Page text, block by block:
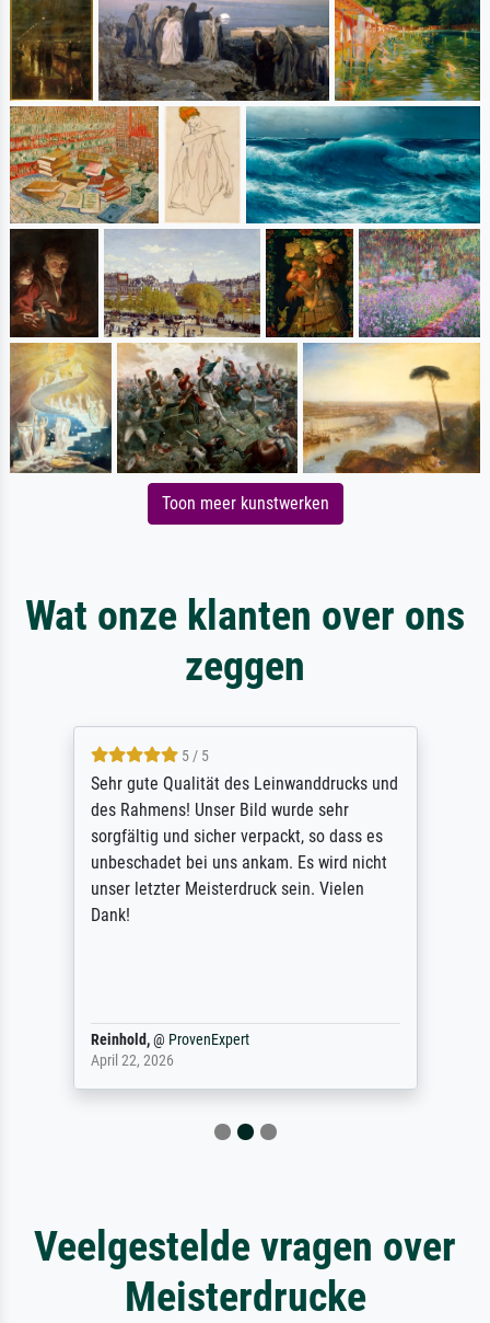
Toon meer kunstwerken
Wat onze klanten over ons
zeggen
5 / 5
Sehr gute Qualität des Leinwanddrucks und
des Rahmens! Unser Bild wurde sehr
sorgfältig und sicher verpackt, so dass es
unbeschadet bei uns ankam. Es wird nicht
unser letzter Meisterdruck sein. Vielen
Dank!
Reinhold,@ ProvenExpert
April 22, 2026
Veelgestelde vragen over
Meisterdrucke